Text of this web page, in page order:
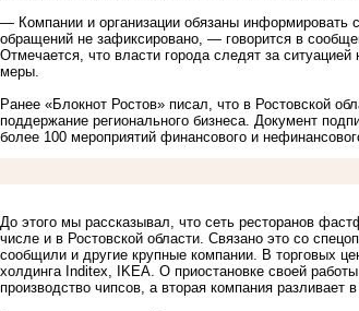
— Компании и организации обязаны информировать
обращений не зафиксировано, — говорится в
Отмечается, что власти города следят за
меры.
Ранее «Блокнот Ростов» писал, что в Ростовской
поддержание регионального бизнеса. Документ
более 100 мероприятий финансового и
До этого мы рассказывал, что сеть ресторанов
числе и в Ростовской области. Связано это со
сообщили и другие крупные компании. В торговых
холдинга Inditex, IKEA. О приостановке своей
производство чипсов, а вторая компания разливает в